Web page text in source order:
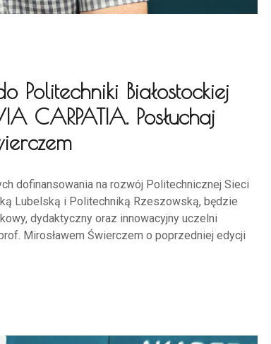
Politechniki Białostockiej
CARPATIA. Posłuchaj
dofinansowania na rozwój Politechnicznej Sieci
Lubelską i Politechniką Rzeszowską, będzie
dydaktyczny oraz innowacyjny uczelni
Mirosławem Świerczem o poprzedniej edycji